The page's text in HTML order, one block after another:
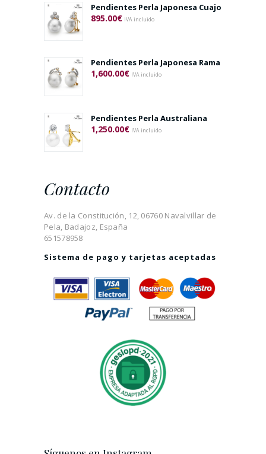
Pendientes Perla Japonesa Cuajo
895.00€ IVA incluido
Pendientes Perla Japonesa Rama
1,600.00€ IVA incluido
Pendientes Perla Australiana
1,250.00€ IVA incluido
Contacto
Av. de la Constitución, 12, 06760 Navalvillar de
Pela, Badajoz, España
651578958
Sistema de pago y tarjetas aceptadas